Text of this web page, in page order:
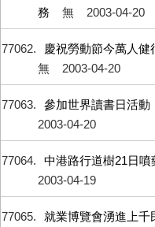
務
無 2003-04-20
77062
慶祝勞動節今萬人
無
2003-04-20
77063 參加世界讀書日活
2003-04-20
77064 中港路行道樹21日
2003-04-19
77065
就業博覽會湧進上